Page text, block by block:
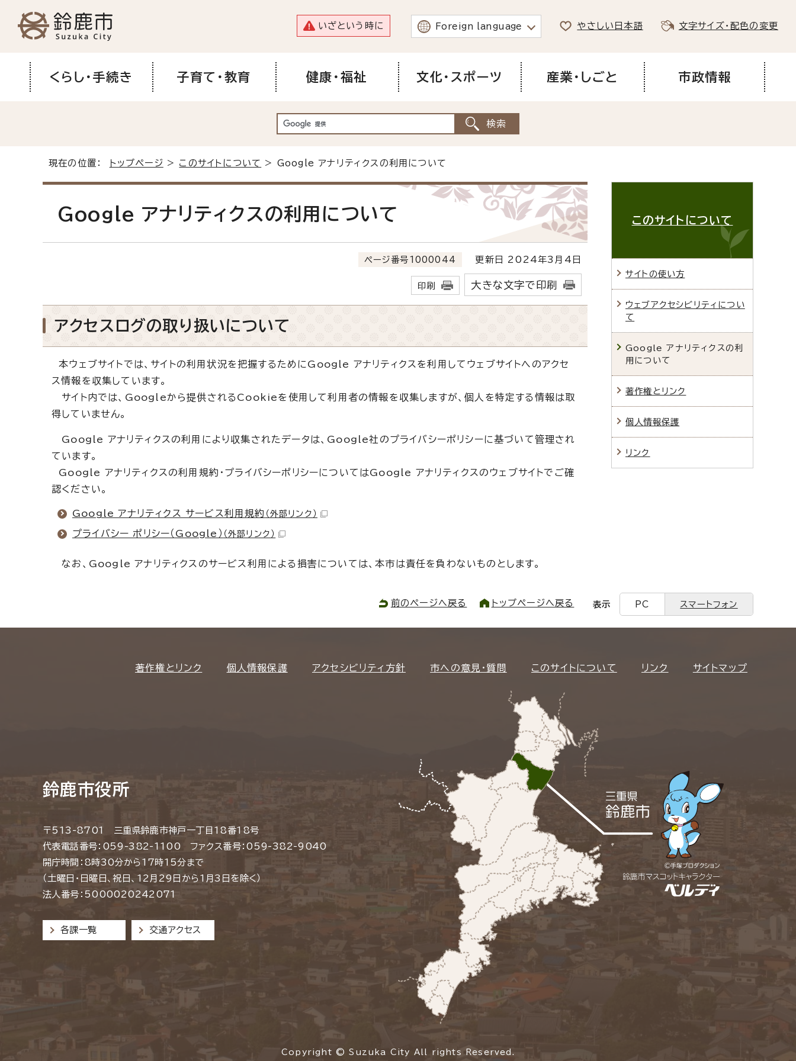
いざという時に Foreign language やさしい日本語 文字サイズ・配色の変更
くらし・手続き 子育て・教育 健康・福祉 文化・スポーツ 産業・しごと 市政情報
現在の位置： トップページ > このサイトについて > Google アナリティクスの利用について
Google アナリティクスの利用について
ページ番号1000044 更新日 2024年3月4日
印刷 大きな文字で印刷
アクセスログの取り扱いについて
本ウェブサイトでは、サイトの利用状況を把握するためにGoogle アナリティクスを利用してウェブサイトへのアクセ
ス情報を収集しています。
サイト内では、Googleから提供されるCookieを使用して利用者の情報を収集しますが、個人を特定する情報は取
得していません。
Google アナリティクスの利用により収集されたデータは、Google社のプライバシーポリシーに基づいて管理され
ています。
Google アナリティクスの利用規約・プライバシーポリシーについてはGoogle アナリティクスのウェブサイトでご確
認ください。
Google アナリティクス サービス利用規約 （外部リンク）
プライバシー ポリシー（Google） （外部リンク）
なお、Google アナリティクスのサービス利用による損害については、本市は責任を負わないものとします。
このサイトについて
サイトの使い方
ウェブアクセシビリティについ
て
Google アナリティクスの利
用について
著作権とリンク
個人情報保護
リンク
前のページへ戻る トップページへ戻る 表示 PC スマートフォン
著作権とリンク 個人情報保護 アクセシビリティ方針 市への意見・質問 このサイトについて リンク サイトマップ
鈴鹿市役所
〒513-8701 三重県鈴鹿市神戸一丁目18番18号
代表電話番号：059-382-1100 ファクス番号：059-382-9040
開庁時間：8時30分から17時15分まで
（土曜日・日曜日、祝日、12月29日から1月3日を除く）
法人番号：5000020242071
各課一覧 交通アクセス
Copyright © Suzuka City All rights Reserved.